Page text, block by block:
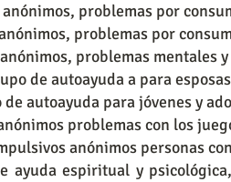
problemas por
problemas por
problemas mentales
de autoayuda a para
autoayuda para jóvenes y
problemas con los
anónimos personas
ayuda espiritual y